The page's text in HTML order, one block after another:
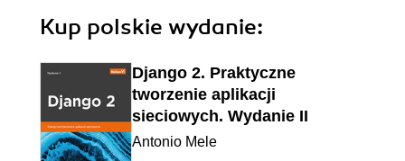
Kup polskie wydanie:
Django 2. Praktyczne
tworzenie aplikacji
sieciowych. Wydanie II
Antonio Mele